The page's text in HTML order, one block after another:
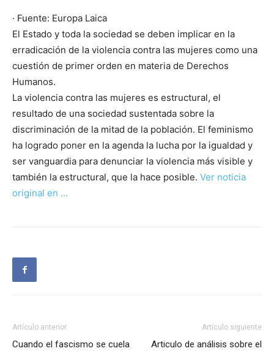
· Fuente: Europa Laica
El Estado y toda la sociedad se deben implicar en la
erradicación de la violencia contra las mujeres como una
cuestión de primer orden en materia de Derechos
Humanos.
La violencia contra las mujeres es estructural, el
resultado de una sociedad sustentada sobre la
discriminación de la mitad de la población. El feminismo
ha logrado poner en la agenda la lucha por la igualdad y
ser vanguardia para denunciar la violencia más visible y
también la estructural, que la hace posible. Ver noticia
original en …
Artículo anterior
Cuando el fascismo se cuela
Artículo siguiente
Articulo de análisis sobre el